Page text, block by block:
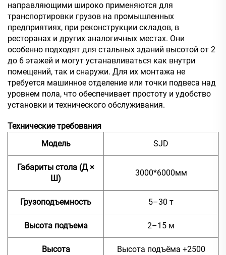
направляющими широко применяются для
транспортировки грузов на промышленных
предприятиях, при реконструкции складов, в
ресторанах и других аналогичных местах. Они
особенно подходят для стальных зданий высотой от 2
до 6 этажей и могут устанавливаться как внутри
помещений, так и снаружи. Для их монтажа не
требуется машинное отделение или точки подвеса над
уровнем пола, что обеспечивает простоту и удобство
установки и технического обслуживания.
Технические требования
Модель
SJD
Габариты стола (Д ×
Ш)
3000*6000мм
Грузоподъемность 5–30 т
Высота подъема 2–15 м
Высота
Высота подъёма +2500